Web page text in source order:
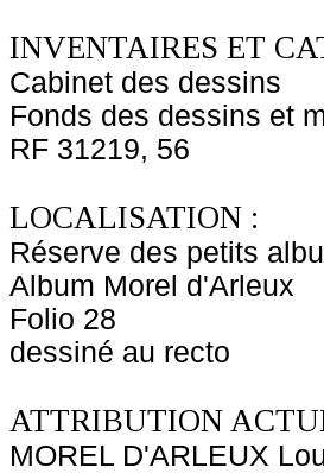
INVENTAIRES ET
Cabinet des dessins
Fonds des dessins et
RF 31219, 56
LOCALISATION :
Réserve des petits
Album Morel d'Arleux
Folio 28
dessiné au recto
ATTRIBUTION
MOREL D'ARLEUX